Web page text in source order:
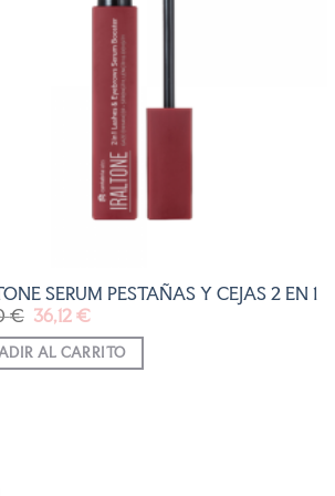
SERUM PESTAÑAS Y CEJAS 2 EN 1
€ El
precio
original
era:
42,50 €.
36,12€El
actual
es:
36,12 €.
AL CARRITO